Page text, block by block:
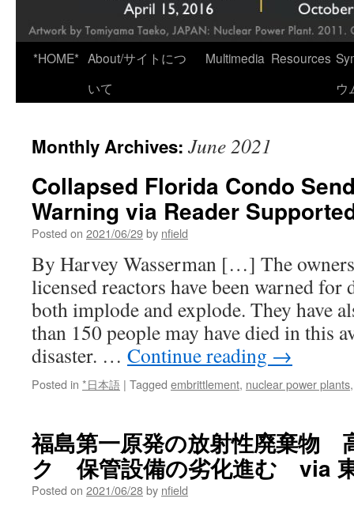
*HOME* About/サイトにつ
いて
Multimedia Resources
ウ
Monthly Archives: June 2021
Collapsed Florida Condo
Warning via Reader
Posted on 2021/06/29by nfield
By Harvey Wasserman […] The
licensed reactors have been warned for
both implode and explode. They have
than 150 people may have died in this
disaster. … Continue reading →
Posted in *日本語 | Tagged embrittlement, nuclear power plants
福島第一原発の放射性廃棄物
ク 保管設備の劣化進む via
Posted on 2021/06/28by nfield